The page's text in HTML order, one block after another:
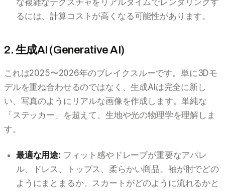
るには、計算コストが高くなる可能性があります。
2. 生成AI (Generative AI)
これは2025〜2026年のブレイクスルーです。単に3Dモ
デルを重ね合わせるのではなく、生成AIは完全に新し
い、写真のようにリアルな画像を作成します。単純な
「ステッカー」を超えて、生地や光の物理学を理解しま
す。
最適な用途: フィット感やドレープが重要なアパレ
ル、ドレス、トップス、柔らかい商品。袖が肘でどの
ようにまとまるか、スカートがどのように流れるかと